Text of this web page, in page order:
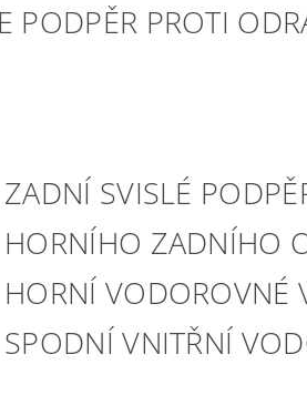
PODPĚR PROTI
SVISLÉ
ZADNÍHO
VODOROVNÉ
VNITŘNÍ